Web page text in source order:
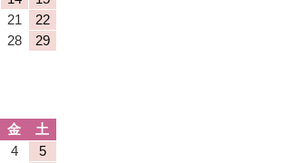
21
22
28
29
金
土
4
5